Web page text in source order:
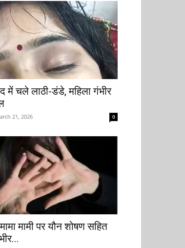
में चले लाठी-डंडे, महिला गंभीर
21, 2026 0
मामी पर यौन शोषण सहित